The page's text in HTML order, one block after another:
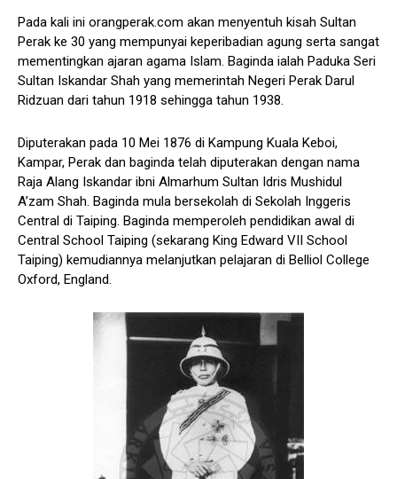
Pada kali ini orangperak.com akan menyentuh kisah Sultan
Perak ke 30 yang mempunyai keperibadian agung serta sangat
mementingkan ajaran agama Islam. Baginda ialah Paduka Seri
Sultan Iskandar Shah yang memerintah Negeri Perak Darul
Ridzuan dari tahun 1918 sehingga tahun 1938.
Diputerakan pada 10 Mei 1876 di Kampung Kuala Keboi,
Kampar, Perak dan baginda telah diputerakan dengan nama
Raja Alang Iskandar ibni Almarhum Sultan Idris Mushidul
A’zam Shah. Baginda mula bersekolah di Sekolah Inggeris
Central di Taiping. Baginda memperoleh pendidikan awal di
Central School Taiping (sekarang King Edward VII School
Taiping) kemudiannya melanjutkan pelajaran di Belliol College
Oxford, England.